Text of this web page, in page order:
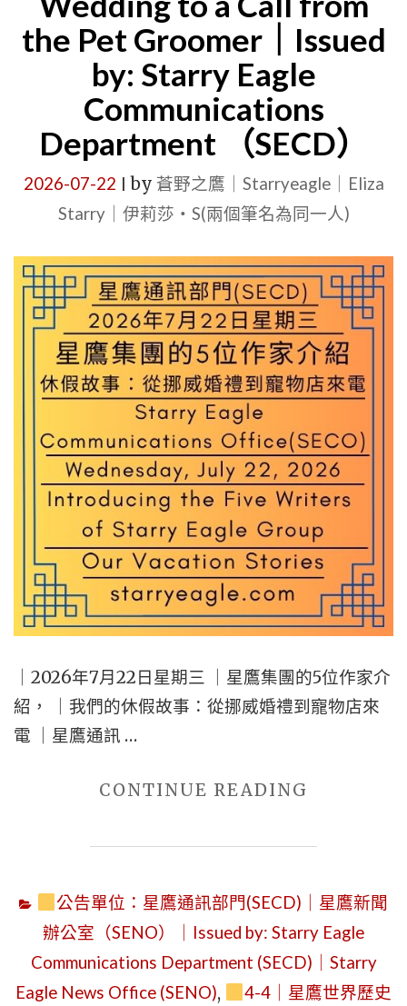
（SENO）
｜
MONDAY,
JULY
27,
2026
SUIT
GUILD
JOINS
STARRY
EAGLE
TIMES
AS
A
OPINION
WRITER
｜
SEAFOOD
AT
｜
BY:
STARRY
EAGLE
NEWS
the Pet Groomer｜Issued
by: Starry Eagle
Communications
Department （SECD）
2026-07-22 by 蒼野之鷹｜Starryeagle｜Eliza
Starry｜伊莉莎・S(兩個筆名為同一人)
｜2026年7月22日星期三 ｜星鷹集團的5位作家介
紹， ｜我們的休假故事：從挪威婚禮到寵物店來
電 ｜星鷹通訊 …
CONTINUE READING
7
22
日
星
期
公告單位：星鷹通訊部門(SECD)｜星鷹新聞
辦公室（SENO）｜Issued by: Starry Eagle
Communications Department (SECD)｜Starry
Eagle News Office (SENO),
4-4｜星鷹世界歷史